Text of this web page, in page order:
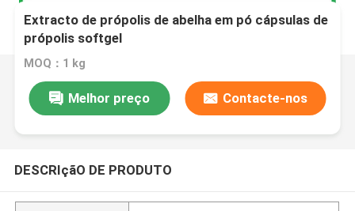
Extracto de própolis de abelha em pó cápsulas de
própolis softgel
MOQ：1 kg
Melhor preço Contacte-nos
DESCRIçãO DE PRODUTO